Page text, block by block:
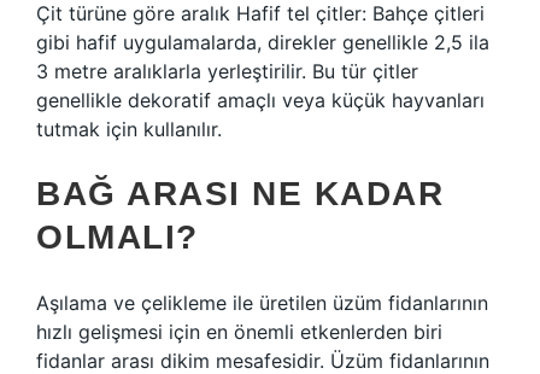
Çit türüne göre aralık Hafif tel çitler: Bahçe çitleri
gibi hafif uygulamalarda, direkler genellikle 2,5 ila
3 metre aralıklarla yerleştirilir. Bu tür çitler
genellikle dekoratif amaçlı veya küçük hayvanları
tutmak için kullanılır.
BAĞ ARASI NE KADAR
OLMALI?
Aşılama ve çelikleme ile üretilen üzüm fidanlarının
hızlı gelişmesi için en önemli etkenlerden biri
fidanlar arası dikim mesafesidir. Üzüm fidanlarının